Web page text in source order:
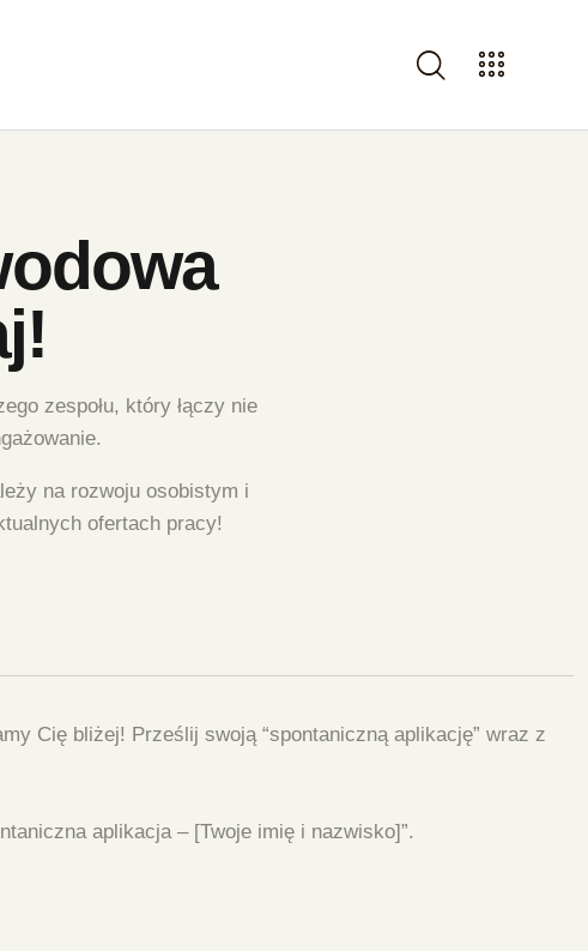
zespołu, który łączy nie
na rozwoju osobistym i
ofertach pracy!
Cię bliżej! Prześlij swoją “spontaniczną aplikację” wraz z
aplikacja – [Twoje imię i nazwisko]”.